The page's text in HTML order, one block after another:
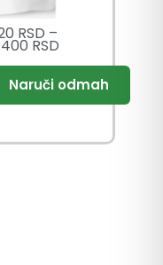
RSD –
RSD